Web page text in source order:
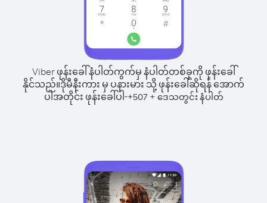
Viber ဖုန်းခေါ်နံပါတ်ကွက်မှ နံပါတ်တစ်ခုကို ဖုန်းခေါ်
နိုင်သည်။ဒိုမီနီးကား မှ ပနားမား သို့ ဖုန်းခေါ်ဆိုရန် အောက်
ပါအတိုင်း ဖုန်းခေါ်ပါ-+507+ ဒေသတွင်း နံပါတ်